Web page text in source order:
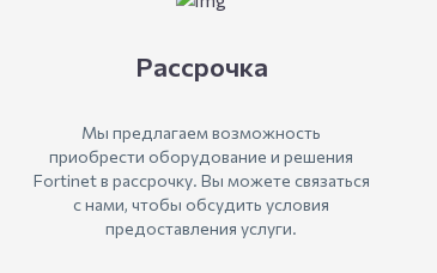
Рассрочка
Мы предлагаем возможность
приобрести оборудование и решения
Fortinet в рассрочку. Вы можете связаться
с нами, чтобы обсудить условия
предоставления услуги.